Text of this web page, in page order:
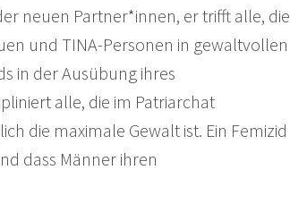
neuen Partner*innen, er trifft alle, die
und TINA-Personen in gewaltvollen
in der Ausübung ihres
alle, die im Patriarchat
die maximale Gewalt ist. Ein Femizid
dass Männer ihren